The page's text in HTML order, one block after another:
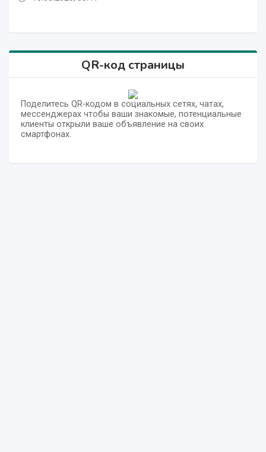
QR-код страницы
Поделитесь QR-кодом в социальных сетях, чатах,
мессенджерах чтобы ваши знакомые, потенциальные
клиенты открыли ваше объявление на своих
смартфонах.